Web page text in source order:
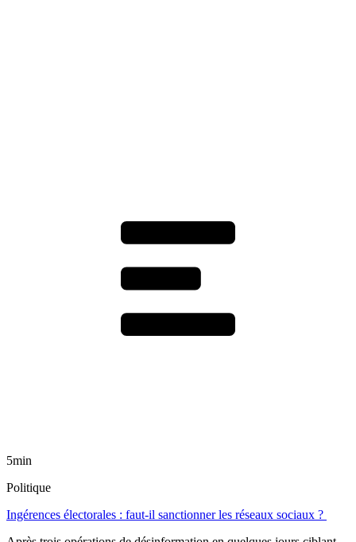
5min
Politique
Ingérences électorales : faut-il sanctionner les réseaux sociaux ?